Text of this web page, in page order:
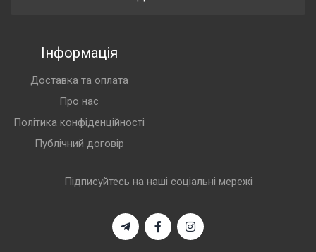
Інформація
Доставка та оплата
Про нас
Політика конфіденційності
Публічний договір
Підписуйтесь на наші соціальні мережі